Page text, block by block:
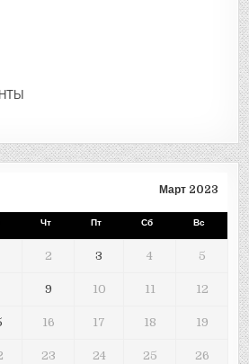
Март 2023
Чт Пт Сб Вс
2 3 4 5
9 10 11 12
16 17 18 19
23 24 25 26